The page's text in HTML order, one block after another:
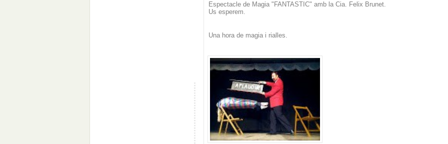
Espectacle de Magia "FANTASTIC" amb la Cia. Felix Brunet.
Us esperem.
Una hora de magia i rialles.